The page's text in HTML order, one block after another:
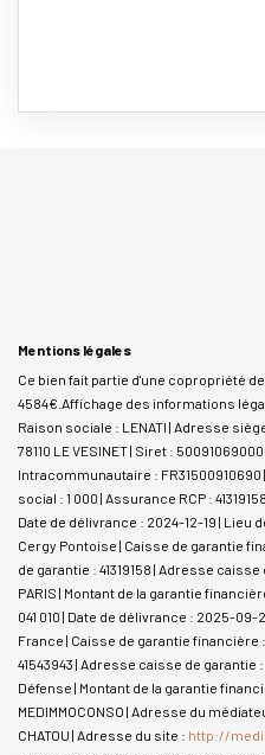
Mentions légales
Ce bien fait partie d'une copropriété
4584€. Affichage des informations
Raison sociale : LENATI | Adresse
78110 LE VESINET | Siret :
Intracommunautaire : FR31500910690
social : 1 000 | Assurance RCP :
Date de délivrance : 2024-12-19 | Lieu
Cergy Pontoise | Caisse de garantie
de garantie : 41319158 | Adresse
PARIS | Montant de la garantie
041 010 | Date de délivrance : 2025-
France | Caisse de garantie financière
41543943 | Adresse caisse de garantie
Défense | Montant de la garantie
MEDIMMOCONSO | Adresse du
CHATOU | Adresse du site : http://